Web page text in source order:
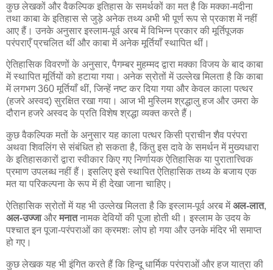
कुछ लेखकों और वैकल्पिक इतिहास के समर्थकों का मत है कि मक्का-मदीना
तथा काबा के इतिहास से जुड़े अनेक तथ्य अभी भी पूर्ण रूप से प्रकाश में नहीं
आए हैं। उनके अनुसार इस्लाम-पूर्व अरब में विभिन्न प्रकार की मूर्तिपूजक
परंपराएँ प्रचलित थीं और काबा में अनेक मूर्तियाँ स्थापित थीं।
ऐतिहासिक विवरणों के अनुसार, पैगम्बर मुहम्मद द्वारा मक्का विजय के बाद काबा
में स्थापित मूर्तियों को हटाया गया। अनेक स्रोतों में उल्लेख मिलता है कि काबा
में लगभग 360 मूर्तियाँ थीं, जिन्हें नष्ट कर दिया गया और केवल काला पत्थर
(हजरे अस्वद) सुरक्षित रखा गया। आज भी मुस्लिम श्रद्धालु हज और उमरा के
दौरान हजरे अस्वद के प्रति विशेष श्रद्धा व्यक्त करते हैं।
कुछ वैकल्पिक मतों के अनुसार यह काला पत्थर किसी प्राचीन शैव परंपरा
अथवा शिवलिंग से संबंधित हो सकता है, किंतु इस दावे के समर्थन में मुख्यधारा
के इतिहासकारों द्वारा स्वीकार किए गए निर्णायक ऐतिहासिक या पुरातात्त्विक
प्रमाण उपलब्ध नहीं हैं। इसलिए इसे स्थापित ऐतिहासिक तथ्य के बजाय एक
मत या परिकल्पना के रूप में ही देखा जाना चाहिए।
ऐतिहासिक स्रोतों में यह भी उल्लेख मिलता है कि इस्लाम-पूर्व अरब मेंअल-लात,
अल-उज्जाऔरमनातनामक देवियों की पूजा होती थी। इस्लाम के उदय के
पश्चात इन पूजा-परंपराओं का क्रमशः लोप हो गया और उनके मंदिर भी समाप्त
हो गए।
कुछ लेखक यह भी इंगित करते हैं कि हिन्दू धार्मिक परंपराओं और हज यात्रा की